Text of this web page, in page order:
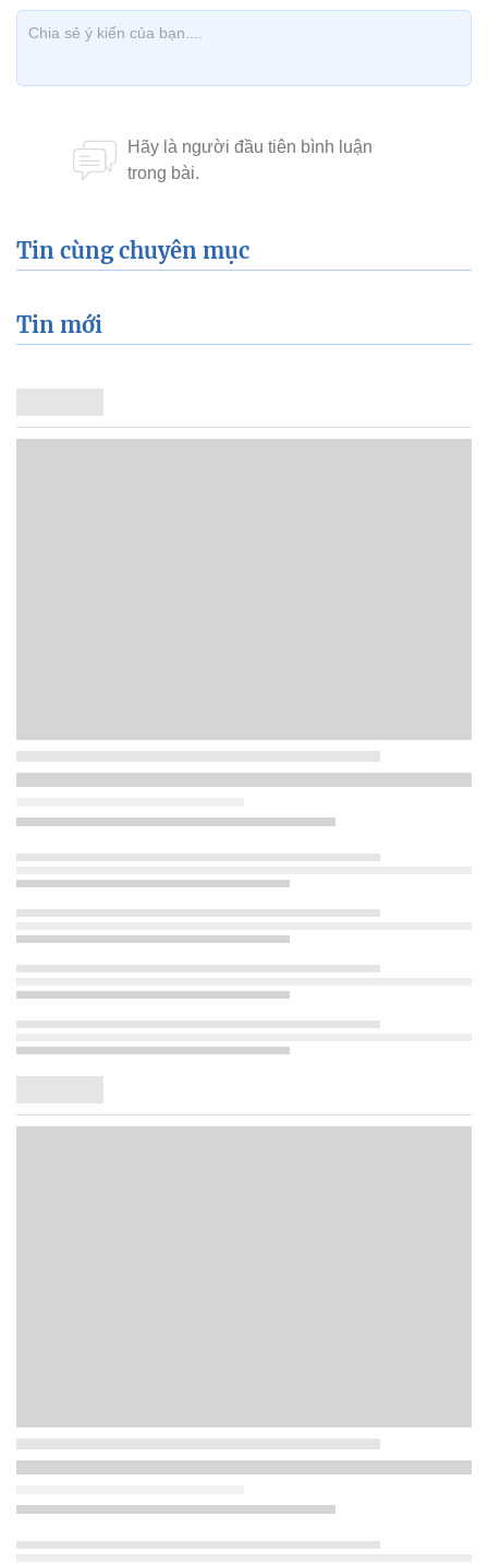
Tin cùng chuyên mục
Tin mới